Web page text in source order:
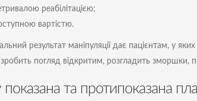
реабілітацією;
вартістю.
результат маніпуляції дає пацієнтам, у
погляд відкритим, розгладить зморшки,
та протипоказана